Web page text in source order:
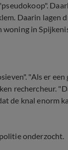
Daarin lagen
in
"Als er
rechercheur.
de knal enorm
onderzocht.